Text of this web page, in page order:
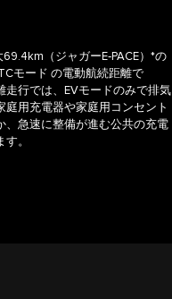
（ジャガーE‑PACE）*の
モード の電動航続距離で
走行では、EVモードのみで排気
用充電器や家庭用コンセント
、急速に整備が進む公共の充電
。